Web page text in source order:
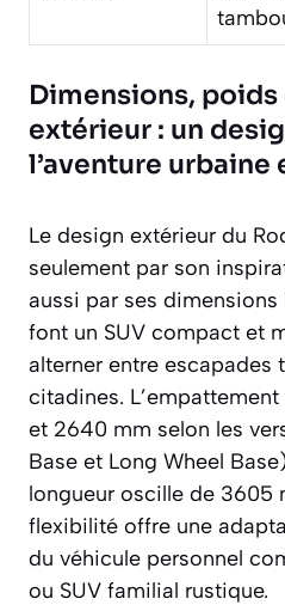
Dimensions, poids
extérieur : un
l’aventure urbaine
Le design extérieur du
seulement par son
aussi par ses
font un SUV compact et
alterner entre escapades
citadines.
et 2640 mm selon les
Base et Long Wheel
longueur oscille de 3605
flexibilité offre une
du véhicule personnel
ou SUV familial rustique.